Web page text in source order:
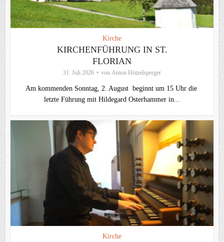
Kirche
KIRCHENFÜHRUNG IN ST.
FLORIAN
31. Juli 2026 von Anton Hötzelsperger
Am kommenden Sonntag, 2. August beginnt um 15 Uhr die
letzte Führung mit Hildegard Osterhammer in...
Kirche